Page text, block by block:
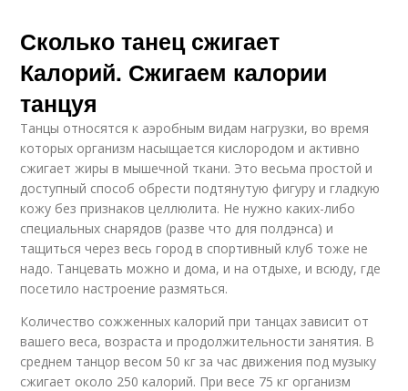
Сколько танец сжигает
Калорий. Сжигаем калории
танцуя
Танцы относятся к аэробным видам нагрузки, во время
которых организм насыщается кислородом и активно
сжигает жиры в мышечной ткани. Это весьма простой и
доступный способ обрести подтянутую фигуру и гладкую
кожу без признаков целлюлита. Не нужно каких-либо
специальных снарядов (разве что для полдэнса) и
тащиться через весь город в спортивный клуб тоже не
надо. Танцевать можно и дома, и на отдыхе, и всюду, где
посетило настроение размяться.
Количество сожженных калорий при танцах зависит от
вашего веса, возраста и продолжительности занятия. В
среднем танцор весом 50 кг за час движения под музыку
сжигает около 250 калорий. При весе 75 кг организм